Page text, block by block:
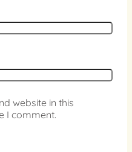
website in this
I comment.